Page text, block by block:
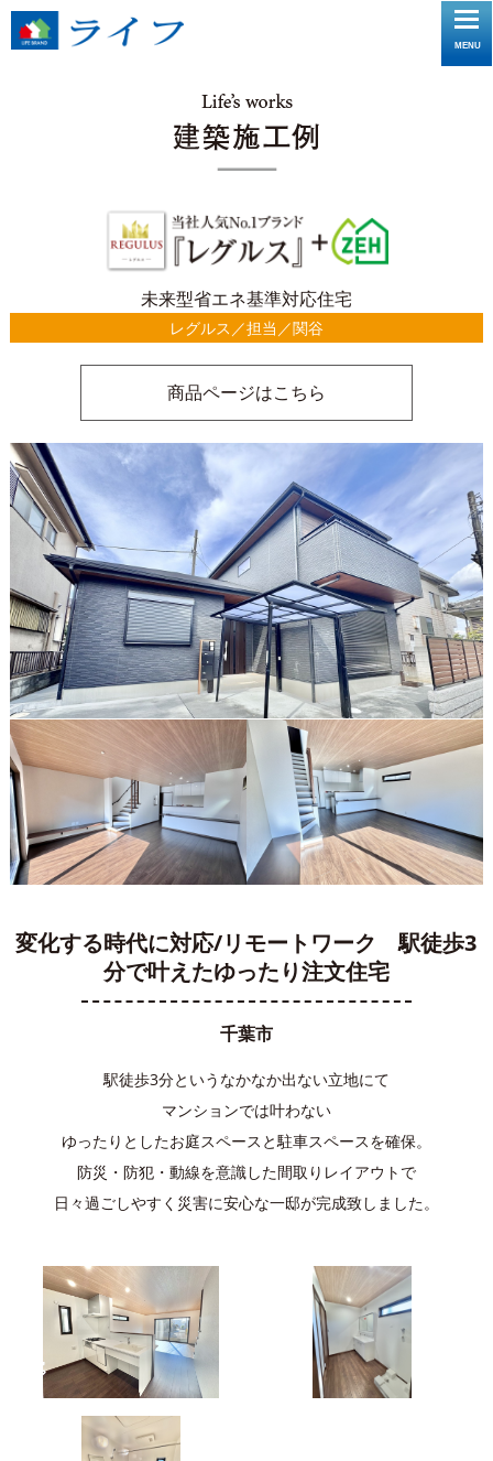
toggle
MENU
未来型省エネ基準対応住宅
レグルス／担当／関谷
商品ページはこちら
変化する時代に対応/リモートワーク 駅徒歩3
分で叶えたゆったり注文住宅
千葉市
駅徒歩3分というなかなか出ない立地にて
マンションでは叶わない
ゆったりとしたお庭スペースと駐車スペースを確保。
防災・防犯・動線を意識した間取りレイアウトで
日々過ごしやすく災害に安心な一邸が完成致しました。